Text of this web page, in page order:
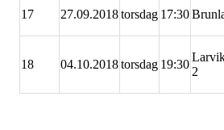
17 27.09.2018torsdag 17:30
18 04.10.2018torsdag 19:30
2